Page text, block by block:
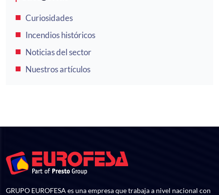
Curiosidades
Incendios históricos
Noticias del sector
Nuestros artículos
GRUPO EUROFESA es una empresa que trabaja a nivel nacional con